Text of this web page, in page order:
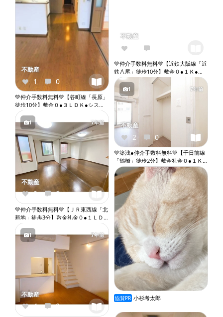
1 0
💚仲介手数料無料💚【谷町線「長原」
徒歩10分】敷金０●３ＬＤＫ●システ
ムキッチン●バストイレ別●独立洗面
台●室内洗濯機置き場●オートロック●
エレベーター『X070』
不動産
1 7年前
0 0
💚仲介手数料無料💚【ＪＲ東西線「北
新地」徒歩3分】敷金礼金０●１ＬＤ
Ｋ●角部屋●ネット無料●２口ガスコン
ロ●バストイレ別●ウォシュレット●独
立洗面台●室内洗濯機置き場●オート
ロック●エレベーター『X055』
不動産
1 7年前
4 0
不動産
💚仲介手数料無料💚【近鉄大阪線「近
鉄八尾」徒歩10分】敷金０●１Ｋ●２
人入居相談●バストイレ別●室内洗濯
機置き場●エレベーター『X061』
不動産
1 7年前
2 0
💚築浅●仲介手数料無料💚【千日前線
「鶴橋」徒歩2分】敷金礼金０●１Ｋ●
ネット無料●バストイレ別●ウォシュ
レット●独立洗面台●室内洗濯機置き
場●オートロック●エレベーター
『X056』
不動産
協賛PR 小杉考太郎